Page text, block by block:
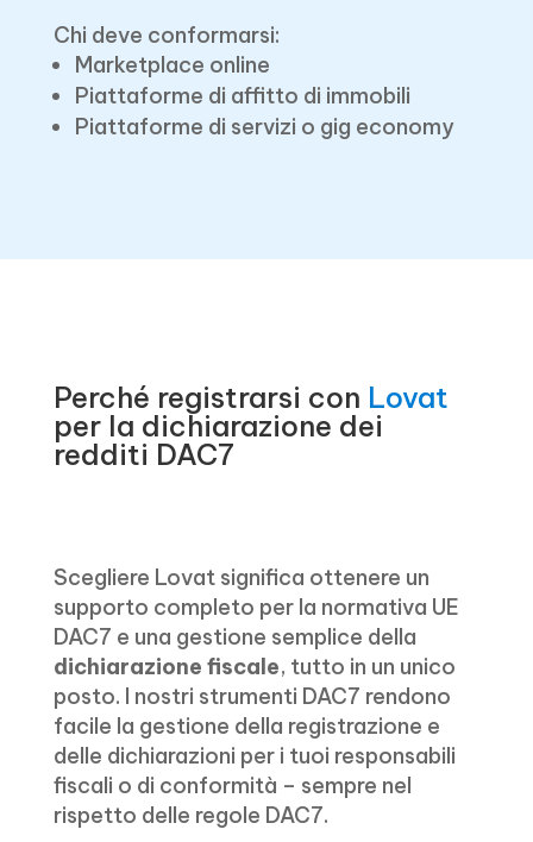
Chi deve conformarsi:
Marketplace online
Piattaforme di affitto di immobili
Piattaforme di servizi o gig economy
Perché registrarsi con Lovat
per la dichiarazione dei
redditi DAC7
Scegliere Lovat significa ottenere un
supporto completo per la normativa UE
DAC7 e una gestione semplice della
dichiarazione fiscale, tutto in un unico
posto. I nostri strumenti DAC7 rendono
facile la gestione della registrazione e
delle dichiarazioni per i tuoi responsabili
fiscali o di conformità – sempre nel
rispetto delle regole DAC7.